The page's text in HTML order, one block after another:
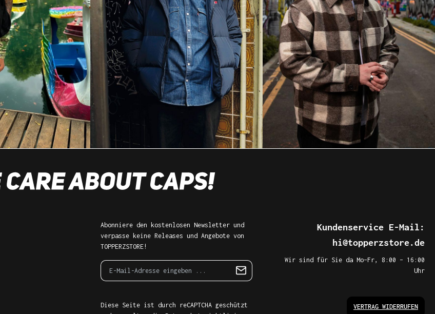
Abonniere den kostenlosen Newsletter und
verpasse keine Releases und Angebote von
TOPPERZSTORE!
Diese Seite ist durch reCAPTCHA geschützt
Kundenservice E-Mail:
hi@topperzstore.de
Wir sind für Sie da Mo–Fr, 8:00 – 16:00
Uhr
VERTRAG WIDERRUFEN